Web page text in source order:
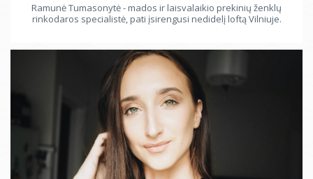
Ramunė Tumasonytė - mados ir laisvalaikio prekinių ženklų
rinkodaros specialistė, pati įsirengusi nedidelį loftą Vilniuje.